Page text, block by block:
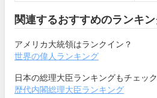
関連するおすすめのランキ
アメリカ大統領はランクイン？
世界の偉人ランキング
日本の総理大臣ランキングもチェック
歴代内閣総理大臣ランキング